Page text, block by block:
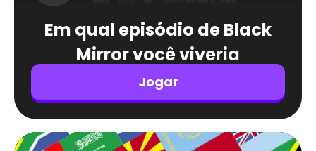
Em qual episódio de Black
Mirror você viveria
Jogar